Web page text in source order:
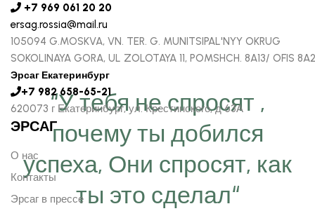
“У тебя не спросят ,
почему ты добился
успеха, Они спросят, как
ты это сделал“
+7 969 061 20 20
ersag.rossia@mail.ru
105094 G.MOSKVA, VN. TER. G. MUNITSIPAL'NYY OKRUG
SOKOLINAYA GORA, UL ZOLOTAYA 11, POMSHCH. 8A13/ OFIS
Эрсаг Екатеринбург
+7 982 658-65-21
620073 г Екатеринбург, ул. Крестинского, д 63А
ЭРСАГ
О нас
Контакты
Эрсаг в прессе